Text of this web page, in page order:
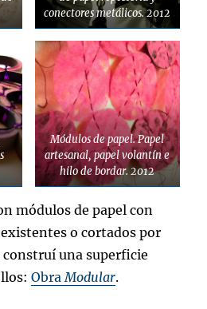
conectores metálicos. 2012
Módulos de papel. Papel
artesanal, papel volantín e
hilo de bordar. 2012
módulos de papel con
o cortados por
una superficie
Obra Modular.